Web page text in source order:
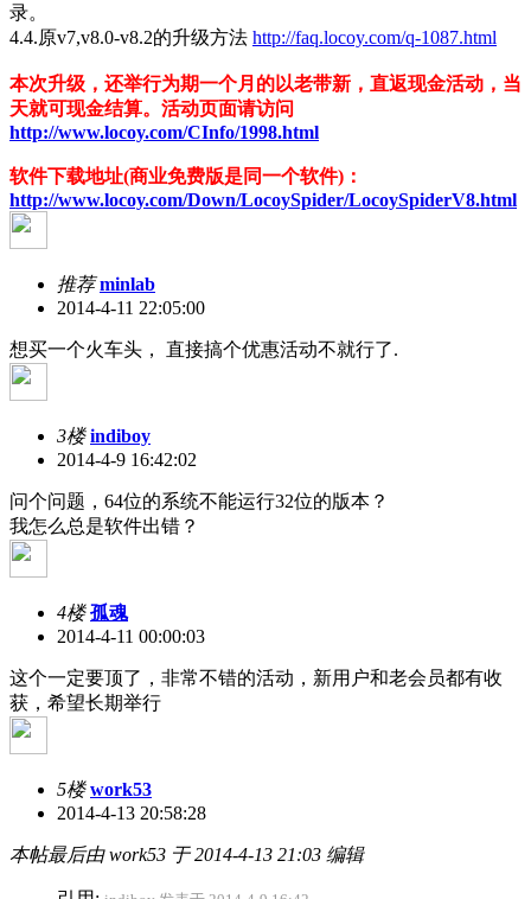
录。
4.4.原v7,v8.0-v8.2的升级方法 http://faq.locoy.com/q-1087.html
本次升级，还举行为期一个月的以老带新，直返现金活动，当
天就可现金结算。活动页面请访问
http://www.locoy.com/CInfo/1998.html
软件下载地址(商业免费版是同一个软件)：
http://www.locoy.com/Down/LocoySpider/LocoySpiderV8.html
推荐minlab
2014-4-11 22:05:00
想买一个火车头， 直接搞个优惠活动不就行了.
3楼 indiboy
2014-4-9 16:42:02
问个问题，64位的系统不能运行32位的版本？
我怎么总是软件出错？
4楼 孤魂
2014-4-11 00:00:03
这个一定要顶了，非常不错的活动，新用户和老会员都有收
获，希望长期举行
5楼 work53
2014-4-13 20:58:28
本帖最后由 work53 于 2014-4-13 21:03 编辑